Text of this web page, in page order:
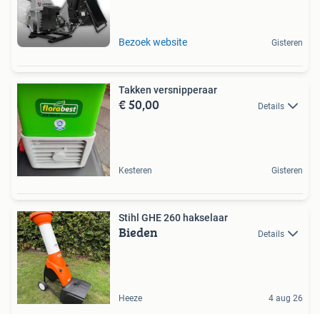
Bezoek website Gisteren
Takken versnipperaar
€ 50,00 Details
Kesteren Gisteren
Stihl GHE 260 hakselaar
Bieden Details
Heeze 4 aug 26